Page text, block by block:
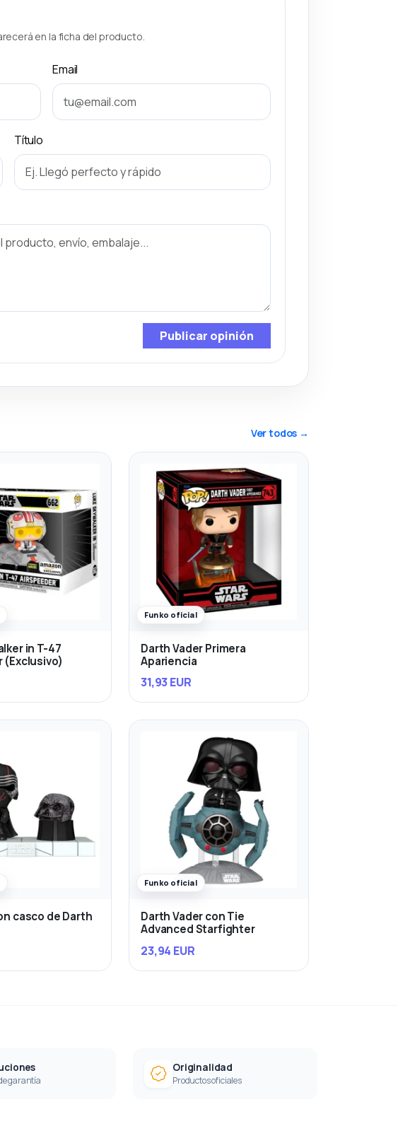
en la ficha del producto.
Email
Título
Publicar opinión
Ver todos →
in T-47
(Exclusivo)
Funko oficial
Darth Vader Primera
Apariencia
31,93 EUR
casco de Darth
Funko oficial
Darth Vader con Tie
Advanced Starfighter
23,94 EUR
garantía
Originalidad
Productos oficiales